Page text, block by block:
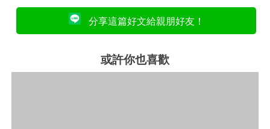
分享這篇好文給親朋好友！
或許你也喜歡